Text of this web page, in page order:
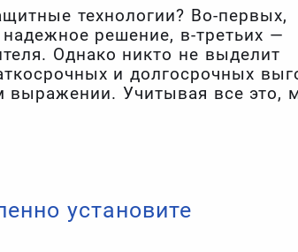
технологии? Во-первых,
решение, в-третьих —
Однако никто не выделит
и долгосрочных
выражении. Учитывая все это,
банкоматов, финансовые
видны даже неспециалисту.
установите